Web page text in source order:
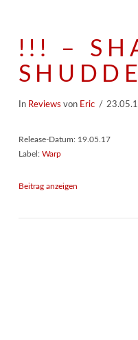
!!! –
In Reviews von Eric
Release-Datum: 19.05.17
Label: Warp
Beitrag anzeigen